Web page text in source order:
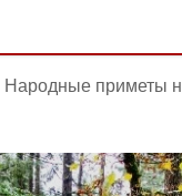
Народные приметы